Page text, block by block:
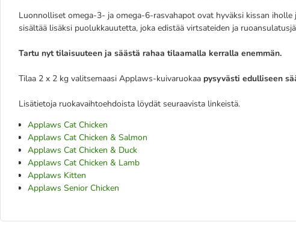
Luonnolliset omega-3- ja omega-6-rasvahapot ovat hyväksi kissan
sisältää lisäksi puolukkauutetta, joka edistää virtsateiden ja
Tartu nyt tilaisuuteen ja säästä rahaa tilaamalla kerralla enemmän.
Tilaa 2 x 2 kg valitsemaasi Applaws-kuivaruokaa pysyvästi edulliseen
Lisätietoja ruokavaihtoehdoista löydät seuraavista linkeistä.
Applaws Cat Chicken
Applaws Cat Chicken & Salmon
Applaws Cat Chicken & Duck
Applaws Cat Chicken & Lamb
Applaws Kitten
Applaws Senior Chicken